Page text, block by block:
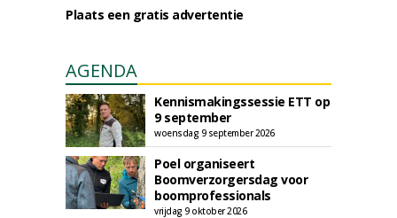
Plaats een gratis advertentie
AGENDA
Kennismakingssessie ETT op
9 september
woensdag 9 september 2026
Poel organiseert
Boomverzorgersdag voor
boomprofessionals
vrijdag 9 oktober 2026